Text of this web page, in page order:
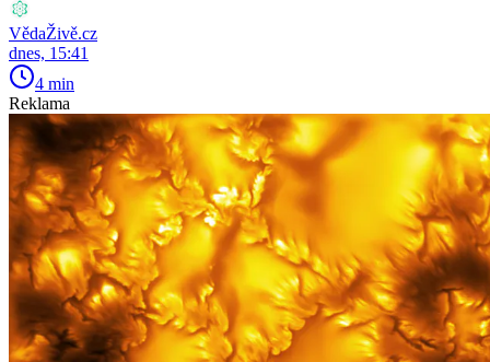
VědaŽivě.cz
dnes, 15:41
4 min
Reklama